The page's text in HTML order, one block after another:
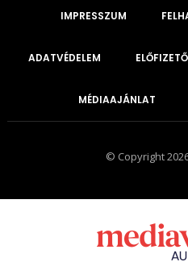
IMPRESSZUM
ADATVÉDELEM
MÉDIAAJÁNLAT
© Copyright